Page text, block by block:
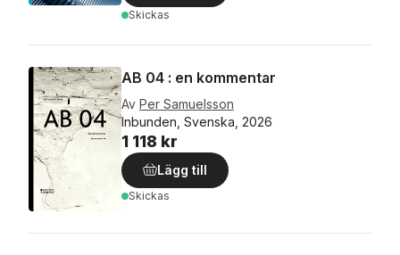
Skickas
AB 04 : en kommentar
Av Per Samuelsson
Inbunden, Svenska, 2026
1 118 kr
Lägg till
Skickas